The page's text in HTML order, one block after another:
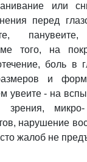
или
перед
панувеите,
того, на
боль в
и
увеите - на
зрения,
нарушение
жалоб не